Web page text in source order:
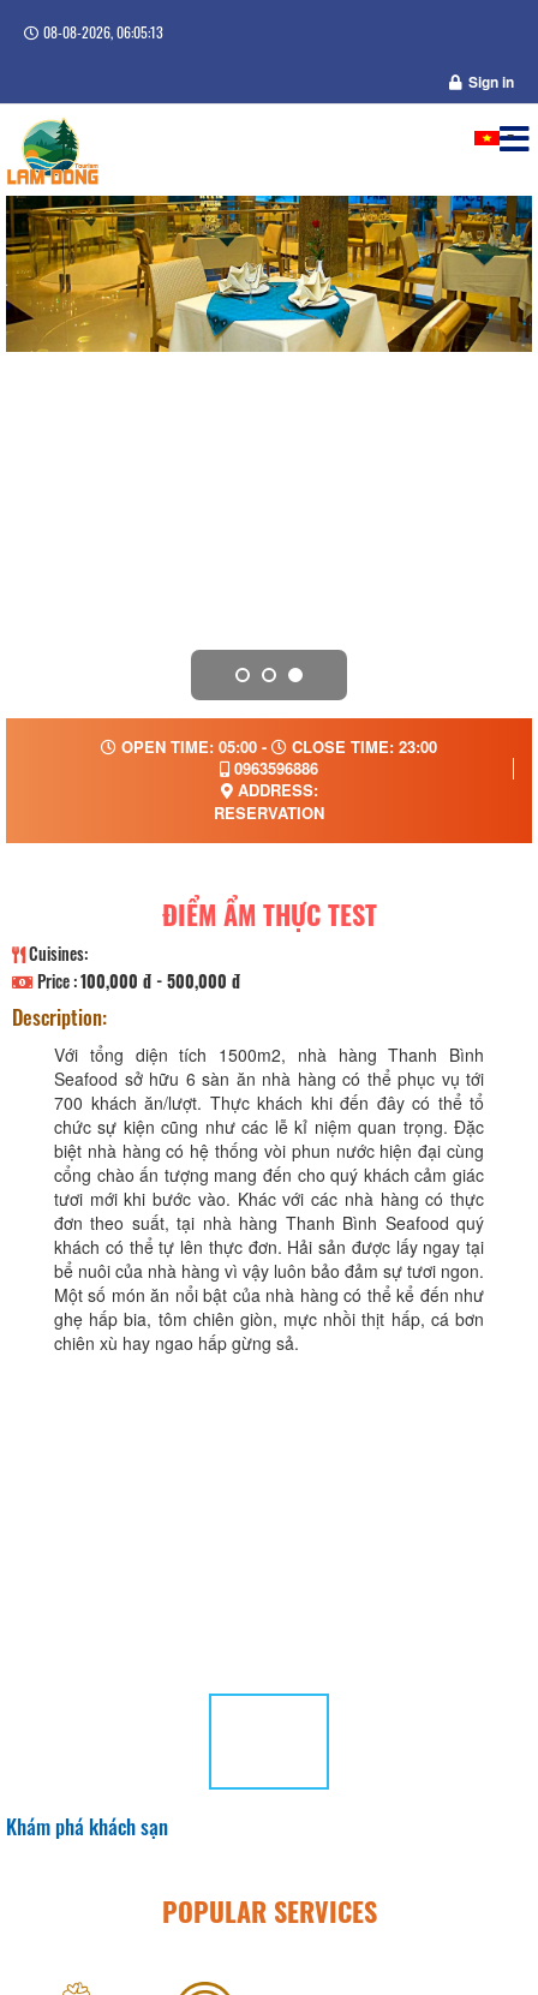
08-08-2026, 06:05:13
Sign in
OPEN TIME: 05:00 -
CLOSE TIME: 23:00
0963596886
ADDRESS:
RESERVATION
ĐIỂM ẨM THỰC TEST
Cuisines:
Price :100,000 đ - 500,000 đ
Description:
Với tổng diện tích 1500m2, nhà hàng Thanh Bình
Seafood sở hữu 6 sàn ăn nhà hàng có thể phục vụ tới
700 khách ăn/lượt. Thực khách khi đến đây có thể tổ
chức sự kiện cũng như các lễ kỉ niệm quan trọng. Đặc
biệt nhà hàng có hệ thống vòi phun nước hiện đại cùng
cổng chào ấn tượng mang đến cho quý khách cảm giác
tươi mới khi bước vào. Khác với các nhà hàng có thực
đơn theo suất, tại nhà hàng Thanh Bình Seafood quý
khách có thể tự lên thực đơn. Hải sản được lấy ngay tại
bể nuôi của nhà hàng vì vậy luôn bảo đảm sự tươi ngon.
Một số món ăn nổi bật của nhà hàng có thể kể đến như
ghẹ hấp bia, tôm chiên giòn, mực nhồi thịt hấp, cá bơn
chiên xù hay ngao hấp gừng sả.
Khám phá khách sạn
POPULAR SERVICES